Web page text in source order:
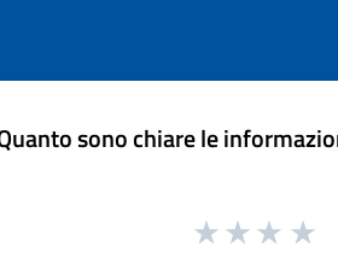
sono chiare le